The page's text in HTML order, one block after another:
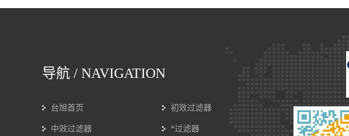
导航 / NAVIGATION
台旭首页 初效过滤器
中效过滤器 *过滤器